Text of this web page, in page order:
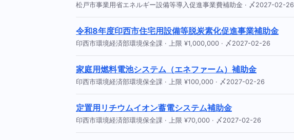
松戸市事業用省エネルギー設備等導入促進事業費補助金 · 〆2027-02-26
令和8年度印西市住宅用設備等脱炭素化促進事業補助金
印西市環境経済部環境保全課 · 上限 ¥1,000,000 · 〆2027-02-26
家庭用燃料電池システム（エネファーム）補助金
印西市環境経済部環境保全課 · 上限 ¥100,000 · 〆2027-02-26
定置用リチウムイオン蓄電システム補助金
印西市環境経済部環境保全課 · 上限 ¥70,000 · 〆2027-02-26